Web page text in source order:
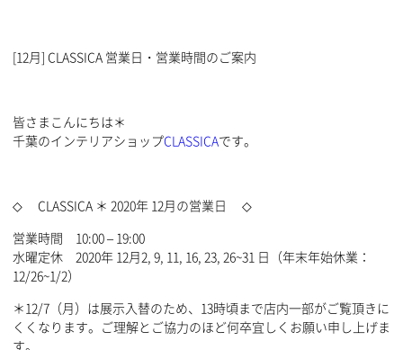
[12月] CLASSICA 営業日・営業時間のご案内
皆さまこんにちは＊
千葉のインテリアショップCLASSICAです。
◇ CLASSICA ＊ 2020年 12月の営業日 ◇
営業時間 10:00 – 19:00
水曜定休 2020年 12月2, 9, 11, 16, 23, 26~31 日（年末年始休業：
12/26~1/2）
＊12/7（月）は展示入替のため、13時頃まで店内一部がご覧頂きに
くくなります。ご理解とご協力のほど何卒宜しくお願い申し上げま
す。